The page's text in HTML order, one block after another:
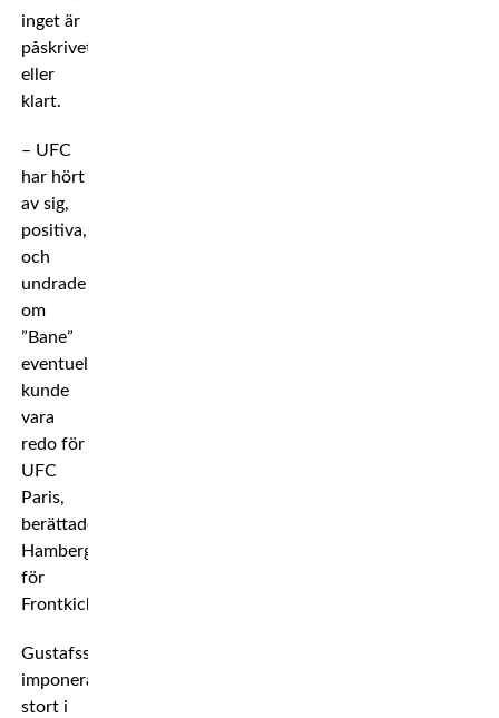
inget är
påskrivet
eller
klart.
– UFC
har hört
av sig,
positiva,
och
undrade
om
”Bane”
eventuellt
kunde
vara
redo för
UFC
Paris,
berättade
Hamberg
för
Frontkick.
Gustafsson
imponerade
stort i